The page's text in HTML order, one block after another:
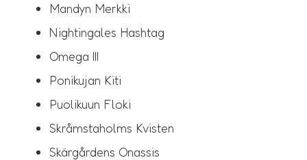
Mandyn Merkki
Nightingales Hashtag
Omega III
Ponikujan Kiti
Puolikuun Floki
Skråmstaholms Kvisten
Skärgårdens Onassis